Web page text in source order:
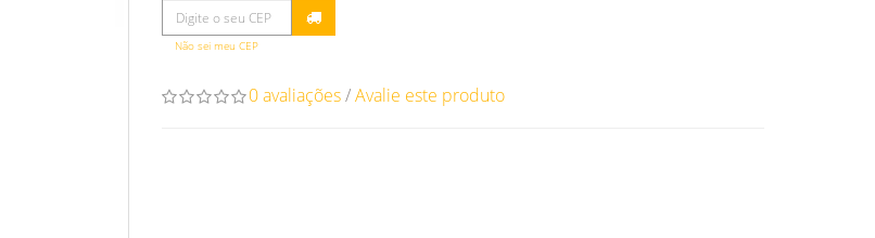
Não sei meu CEP
0 avaliações/Avalie este produto